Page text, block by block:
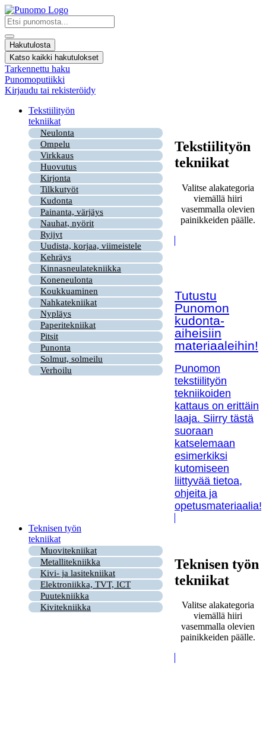
Mene
sisältöön
Search
...
Hakutulosta
Katso kaikki hakutulokset
Tarkennettu haku
Punomoputiikki
Kirjaudu tai rekisteröidy
Tekstiilityön
tekniikat
Neulonta
Ompelu
Virkkaus
Huovutus
Kirjonta
Tilkkutyöt
Kudonta
Painanta, värjäys
Nauhat, nyörit
Ryijyt
Uudista, korjaa, viimeistele
Kehräys
Kinnasneulatekniikka
Koneneulonta
Koukkuaminen
Nahkatekniikat
Nypläys
Paperitekniikat
Pitsit
Punonta
Solmut, solmeilu
Verhoilu
Tekstiilityön
tekniikat
Valitse alakategoria
viemällä hiiri
vasemmalla olevien
painikkeiden päälle.
Tutustu
Punomon
kudonta-
aiheisiin
materiaaleihin!
Punomon
tekstiilityön
tekniikoiden
kattaus on erittäin
laaja. Siirry tästä
suoraan
katselemaan
esimerkiksi
kutomiseen
liittyvää tietoa,
ohjeita ja
opetusmateriaalia!
Teknisen työn
tekniikat
Muovitekniikat
Metallitekniikka
Kivi- ja lasitekniikat
Elektroniikka, TVT, ICT
Puutekniikka
Kivitekniikka
Teknisen työn
tekniikat
Valitse alakategoria
viemällä hiiri
vasemmalla olevien
painikkeiden päälle.